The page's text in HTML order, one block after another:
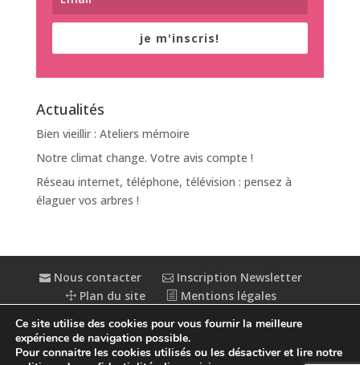
je m'inscris!
Actualités
Bien vieillir : Ateliers mémoire
Notre climat change. Votre avis compte !
Réseau internet, téléphone, télévision : pensez à
élaguer vos arbres !
Nous contacter
Inscription Newsletter
Plan du site
Mentions légales
Accessibilité : partiellement conforme
Ce site utilise des cookies pour vous fournir la meilleure
expérience de navigation possible.
Pour connaitre les cookies utilisés ou les désactiver et lire notre